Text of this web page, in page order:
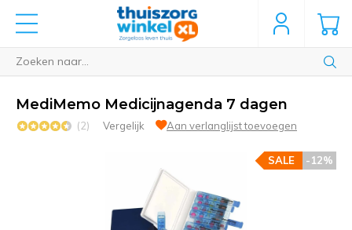
MediMemo Medicijnagenda 7 dagen
(2) Vergelijk Aan verlanglijst toevoegen
-12%
SALE